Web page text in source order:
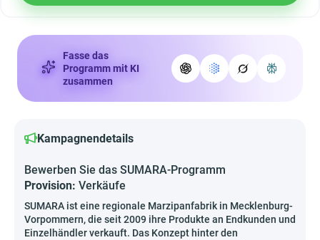
Fasse das
Programm mit KI
zusammen
Kampagnendetails
Bewerben Sie das SUMARA-Programm
Provision: Verkäufe
SUMARA ist eine regionale Marzipanfabrik in Mecklenburg-
Vorpommern, die seit 2009 ihre Produkte an Endkunden und
Einzelhändler verkauft. Das Konzept hinter den